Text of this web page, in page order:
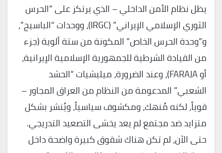
يظل نظام الأمن الداخلي – الذي يرتكز على “الحرس
الثوري الإسلامي الإيراني” (IRGC)، ووحدات “الباسيج”،
و”وحدة الحرس الخاص” المكونة من ستة ألوية (جزء
من القيادة الشرطية للجمهورية الإسلامية الإيرانية،
أو FARAJA)، وعند الضرورة، ميليشيات “الحشد
الشعبي” المدعومة من النظام من العراق المجاور –
قوياً، لكنه مُنهك، ومكشوف سياسياً، ويُنشر بشكل
متزايد ضد مجتمع لم يعد يخشى التصعيد التدريجي.
حتى الآن، لم تكن هناك شقوق كبيرة واضحة داخل